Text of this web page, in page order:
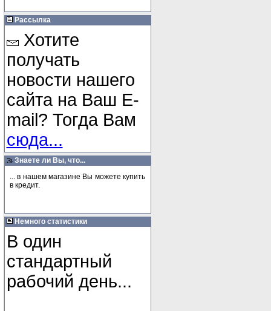
Рассылка
Хотите
получать
новости нашего
сайта на Ваш E-
mail? Тогда Вам
сюда...
Знаете ли Вы, что...
... в нашем магазине Вы можете купить
в кредит.
Немного статистики
В один
стандартный
рабочий день...